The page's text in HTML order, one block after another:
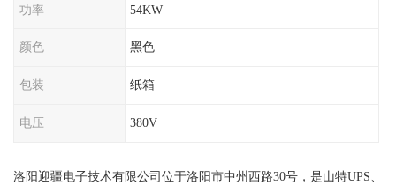
功率 54KW
颜色 黑色
包装 纸箱
电压 380V
洛阳迎疆电子技术有限公司位于洛阳市中州西路30号，是山特UPS、